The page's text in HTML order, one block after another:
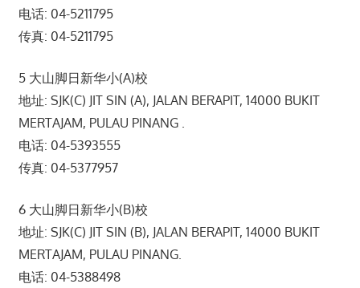
电话: 04-5211795
传真: 04-5211795
5 大山脚日新华小(A)校
地址: SJK(C) JIT SIN (A), JALAN BERAPIT, 14000 BUKIT
MERTAJAM, PULAU PINANG .
电话: 04-5393555
传真: 04-5377957
6 大山脚日新华小(B)校
地址: SJK(C) JIT SIN (B), JALAN BERAPIT, 14000 BUKIT
MERTAJAM, PULAU PINANG.
电话: 04-5388498